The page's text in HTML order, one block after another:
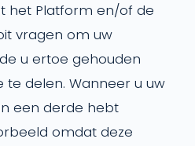
het Platform en/of de
vragen om uw
u ertoe gehouden
delen. Wanneer u uw
een derde hebt
omdat deze